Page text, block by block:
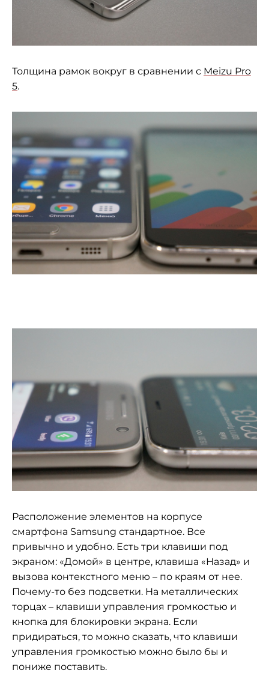
Толщина рамок вокруг в сравнении с Meizu Pro
5.
Расположение элементов на корпусе
смартфона Samsung стандартное. Все
привычно и удобно. Есть три клавиши под
экраном: «Домой» в центре, клавиша «Назад» и
вызова контекстного меню – по краям от нее.
Почему-то без подсветки. На металлических
торцах – клавиши управления громкостью и
кнопка для блокировки экрана. Если
придираться, то можно сказать, что клавиши
управления громкостью можно было бы и
пониже поставить.